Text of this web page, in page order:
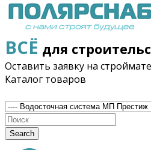
ВСЁ для
Оставить заявку на
Каталог товаров
Search